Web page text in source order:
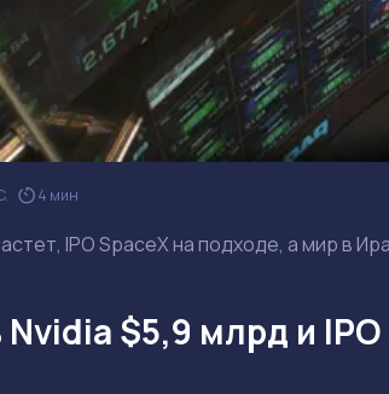
4 мин
IPO SpaceX на подходе, а мир в
$5,9 млрд и